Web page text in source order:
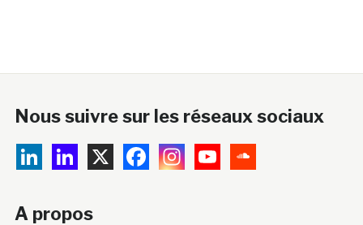
Nous suivre sur les réseaux sociaux
A propos